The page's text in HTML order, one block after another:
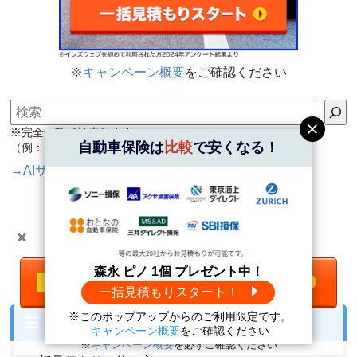
※キャンペーン概要をご確認ください
検索
※完全一致で検索します。
（例：〇自動車保険 ×じどうしゃほけん）
→AIサイト内検索（テスト版）
LINEで満期日をお知らせ
＼キャンペーン情報も！ ／
メニュー
自動車保険は比較で安くなる！
森永 ピノ 1個 プレゼント中！
一括見積もりスタート！
※このポップアップからのご利用限定です。
キャンペーン概要をご確認ください
一括見積もりをする
森永 ピノ1個プレゼント中！
※キャンペーン概要を必ずご確認ください